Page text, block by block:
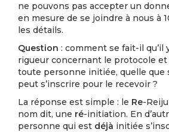
ne pouvons pas accepter un
en mesure de se joindre à nous à
les détails.
Question : comment se fait-il qu’il
rigueur concernant le protocole et
toute personne initiée, quelle que
peut s’inscrire pour le recevoir ?
La réponse est simple : le Re-
nom dit, une ré-initiation. En
personne qui est déjà initiée